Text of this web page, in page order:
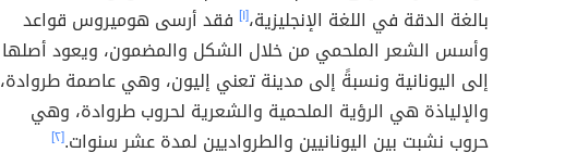
بالغة الدقة في اللغة الإنجليزية،[١] فقد أرسى هوميروس قواعد
وأسس الشعر الملحمي من خلال الشكل والمضمون، ويعود أصلها
إلى اليونانية ونسبةً إلى مدينة تعني إليون، وهي عاصمة طروادة،
والإلياذة هي الرؤية الملحمية والشعرية لحروب طروادة، وهي
حروب نشبت بين اليونانيين والطرواديين لمدة عشر سنوات.[٢]